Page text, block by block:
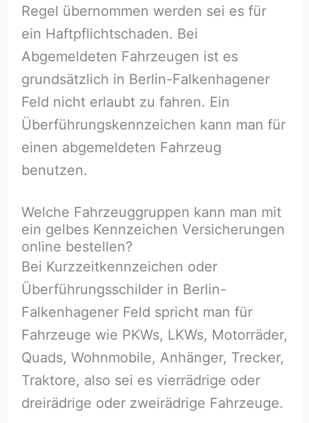
Regel übernommen werden sei es für
ein Haftpflichtschaden. Bei
Abgemeldeten Fahrzeugen ist es
grundsätzlich in Berlin-Falkenhagener
Feld nicht erlaubt zu fahren. Ein
Überführungskennzeichen kann man für
einen abgemeldeten Fahrzeug
benutzen.
Welche Fahrzeuggruppen kann man mit
ein gelbes Kennzeichen Versicherungen
online bestellen?
Bei Kurzzeitkennzeichen oder
Überführungsschilder in Berlin-
Falkenhagener Feld spricht man für
Fahrzeuge wie PKWs, LKWs, Motorräder,
Quads, Wohnmobile, Anhänger, Trecker,
Traktore, also sei es vierrädrige oder
dreirädrige oder zweirädrige Fahrzeuge.